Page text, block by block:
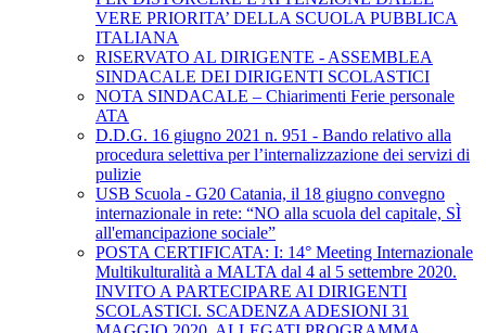
VERE PRIORITA’ DELLA SCUOLA PUBBLICA
ITALIANA
RISERVATO AL DIRIGENTE - ASSEMBLEA
SINDACALE DEI DIRIGENTI SCOLASTICI
NOTA SINDACALE – Chiarimenti Ferie personale
ATA
D.D.G. 16 giugno 2021 n. 951 - Bando relativo alla
procedura selettiva per l’internalizzazione dei servizi di
pulizie
USB Scuola - G20 Catania, il 18 giugno convegno
internazionale in rete: “NO alla scuola del capitale, SÌ
all'emancipazione sociale”
POSTA CERTIFICATA: I: 14° Meeting Internazionale
Multikulturalità a MALTA dal 4 al 5 settembre 2020.
INVITO A PARTECIPARE AI DIRIGENTI
SCOLASTICI. SCADENZA ADESIONI 31